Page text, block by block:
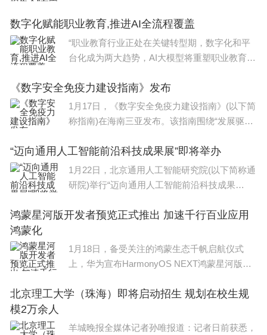
指导，合肥市瑶海区科学技术局等单位主办，以
&l
数字化赋能职业教育,推进AI全流程覆盖
“职业教育行业正处在关键转型期，数字化和平
台化成为两大趋势，AI大模型将重塑职业教育，
知乎“2024知乎教育大会”上，知乎高级
《数字安全免疫力建设指南》发布
1月17日，《数字安全免疫力建设指南》(以下简
称指南)在海南三亚发布。该指南围绕“发展驱
评估、关键模块以及实践案例等方面，为企业构
建数
“迈向通用人工智能前沿科技成果展”即将举办
1月22日，北京通用人工智能研究院(以下简称通
研院)举行“迈向通用人工智能前沿科技成果
上，通研院相关负责人表示，成果展将于1月28
鸿蒙星河版开发者预览正式推出 加速千行百业应用
鸿蒙化
1月18日，备受关注的鸿蒙生态千帆启航仪式
上，华为宣布HarmonyOS NEXT鸿蒙星河版开
态进入第二阶段，将加速千行百业的应用鸿蒙
北京理工大学（珠海）即将启动招生 规划在校生规
模2万余人
羊城晚报全媒体记者孙唯报道：记者日前获悉，